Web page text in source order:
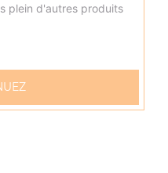
(33 cl)
plein d'autres produits